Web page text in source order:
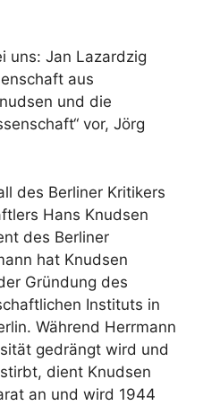
uns: Jan Lazardzig
aus
und die
vor, Jörg
des Berliner Kritikers
Hans Knudsen
des Berliner
hat Knudsen
Gründung des
Instituts in
Während Herrmann
gedrängt wird und
dient Knudsen
an und wird 1944